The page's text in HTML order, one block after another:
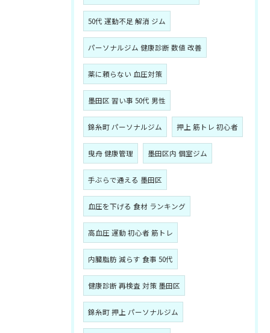
50代 運動不足 解消 ジム
パーソナルジム 健康診断 数値 改善
薬に頼らない 血圧対策
墨田区 習い事 50代 男性
錦糸町 パーソナルジム 押上 筋トレ 初心者
曳舟 健康管理 墨田区内 個室ジム
手ぶらで通える 墨田区
血圧を下げる 食材 ランキング
高血圧 運動 初心者 筋トレ
内臓脂肪 減らす 食事 50代
健康診断 再検査 対策 墨田区
錦糸町 押上 パーソナルジム